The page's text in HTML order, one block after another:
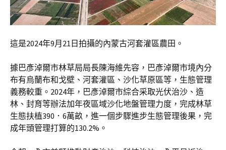
這是2024年9月21日拍攝的內蒙古河套灌區農田。
據巴彥淖爾市林草局局長陳海維先容，巴彥淖爾市境內分
布有烏蘭布和戈壁、河套灌區、沙化草原區等，生態管理
義務較重。2024年，巴彥淖爾市綜合采取光伏治沙、造
林、封育等辦法加年夜區域沙化地盤管理力度，完成林草
生態扶植390．6萬畝，進一個步驟進步生態管理後果，完
成年頭管理打算的130.2%。